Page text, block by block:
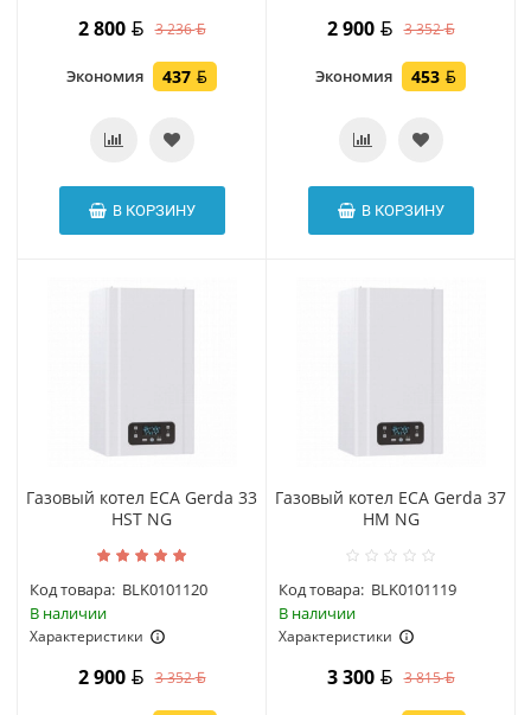
2 800 3 236
Экономия 437
В КОРЗИНУ
2 900 3 352
Экономия 453
В КОРЗИНУ
Газовый котел ECA Gerda 33
HST NG
Код товара: BLK0101120
В наличии
Характеристики
2 900 3 352
Газовый котел ECA Gerda 37
HM NG
Код товара: BLK0101119
В наличии
Характеристики
3 300 3 815